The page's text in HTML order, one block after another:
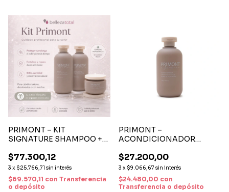
PRIMONT – KIT
SIGNATURE SHAMPOO +
MÁSCARA CON TRUFA
NEGRA
$77.300,12
3 x $25.766,71 sin interés
$69.570,11 con Transferencia
o depósito
PRIMONT –
ACONDICIONADOR
NEGRA 300 ML
HIDRATACIÓN Y BRILLO
$27.200,00
3 x $9.066,67 sin interés
$24.480,00 con
Transferencia o depósito